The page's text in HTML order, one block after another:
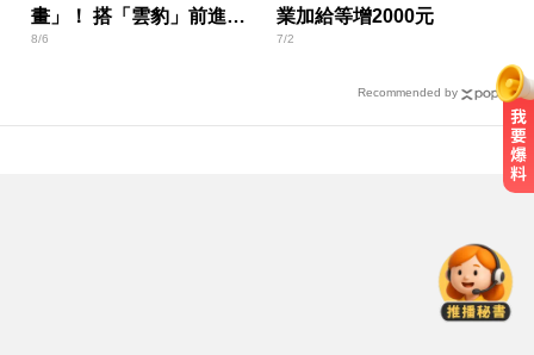
畫」！ 搭「雲豹」前進衡
指所
8/6
業加給等增2000元
7/2
Recommended by